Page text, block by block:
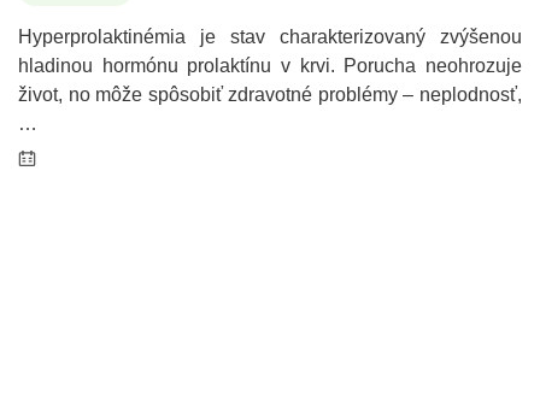
Hyperprolaktinémia je stav charakterizovaný zvýšenou
hladinou hormónu prolaktínu v krvi. Porucha neohrozuje
život, no môže spôsobiť zdravotné problémy – neplodnosť,
…